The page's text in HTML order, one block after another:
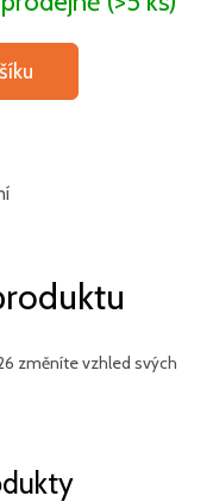
změníte vzhled svých